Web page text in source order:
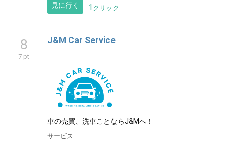
見に行く 1 クリック
8
7 pt
J&M Car Service
車の売買、洗車ことならJ&Mへ！
サービス